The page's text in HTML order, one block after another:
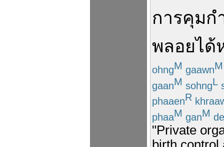
การคุมก
พลอยได้
ohngM gaawnM
gaanM sohngL
phaaenR
phaaM ganM
"Private